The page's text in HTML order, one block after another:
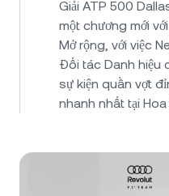
Giải ATP 500
một chương mới
Mở rộng, với việc
Đối tác Danh hiệu
sự kiện quần vợt
nhanh nhất tại Hoa